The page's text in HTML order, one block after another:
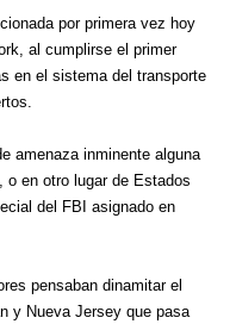
por primera vez hoy
al cumplirse el primer
en el sistema del transporte
amenaza inminente alguna
o en otro lugar de Estados
del FBI asignado en
pensaban dinamitar el
y Nueva Jersey que pasa